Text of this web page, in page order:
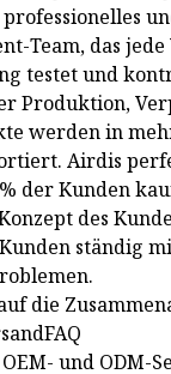
Team, das
testet und
Produktion,
werden in
Airdis
der Kunden
des
ständig
die
und ODM-